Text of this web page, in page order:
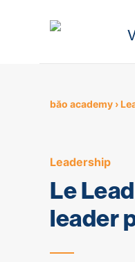
băo academy ›
Leadership
Le
leader